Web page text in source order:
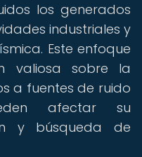
los generados
industriales y
Este enfoque
valiosa sobre la
a fuentes de ruido
afectar su
y búsqueda de